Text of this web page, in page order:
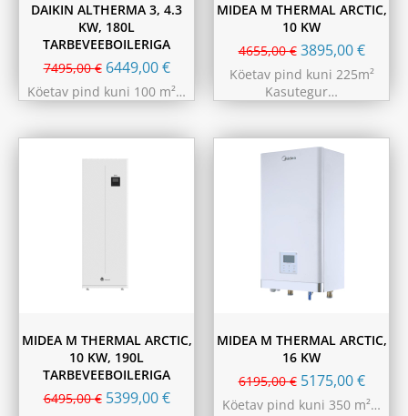
DAIKIN ALTHERMA 3, 4.3
KW, 180L
TARBEVEEBOILERIGA
7495,00€ 6449,00€
Köetav pind kuni 100 m²…
MIDEA M THERMAL ARCTIC,
10 KW
4655,00€ 3895,00€
Köetav pind kuni 225m²
Kasutegur…
MIDEA M THERMAL ARCTIC,
10 KW, 190L
TARBEVEEBOILERIGA
6495,00€ 5399,00€
MIDEA M THERMAL ARCTIC,
16 KW
6195,00€ 5175,00€
Köetav pind kuni 350 m²…